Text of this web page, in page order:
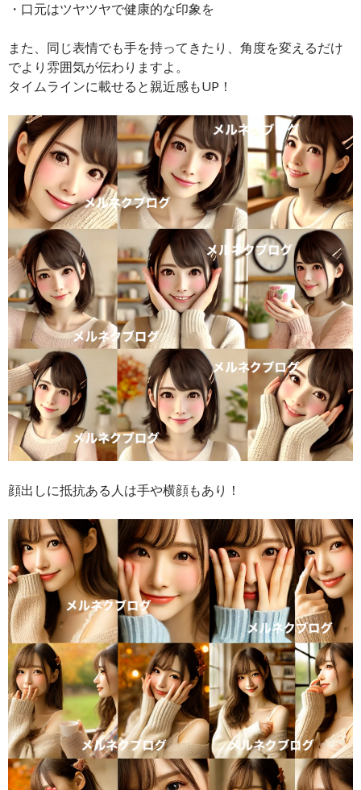
・口元はツヤツヤで健康的な印象を
また、同じ表情でも手を持ってきたり、角度を変えるだけ
でより雰囲気が伝わりますよ。
タイムラインに載せると親近感もUP！
顔出しに抵抗ある人は手や横顔もあり！